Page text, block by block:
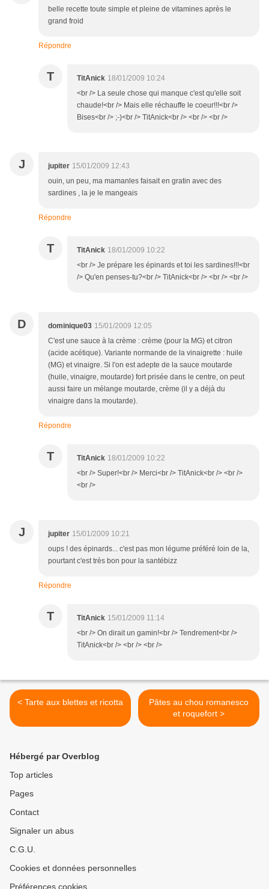
belle recette toute simple et pleine de vitamines après le
grand froid
Répondre
T TitAnick 18/01/2009 10:24
<br /> La seule chose qui manque c'est qu'elle soit
chaude!<br /> Mais elle réchauffe le coeur!!!<br />
Bises<br /> ;-)<br /> TitAnick<br /> <br /> <br />
J jupiter 15/01/2009 12:43
ouin, un peu, ma mamanles faisait en gratin avec des
sardines , la je le mangeais
Répondre
T TitAnick 18/01/2009 10:22
<br /> Je prépare les épinards et toi les sardines!!!<br
/> Qu'en penses-tu?<br /> TitAnick<br /> <br /> <br />
D dominique03 15/01/2009 12:05
C'est une sauce à la crème : crème (pour la MG) et citron
(acide acétique). Variante normande de la vinaigrette : huile
(MG) et vinaigre. Si l'on est adepte de la sauce moutarde
(huile, vinaigre, moutarde) fort prisée dans le centre, on peut
aussi faire un mélange moutarde, crème (il y a déjà du
vinaigre dans la moutarde).
Répondre
T TitAnick 18/01/2009 10:22
<br /> Super!<br /> Merci<br /> TitAnick<br /> <br />
<br />
J jupiter 15/01/2009 10:21
oups ! des épinards... c'est pas mon légume préféré loin de la,
pourtant c'est très bon pour la santébizz
Répondre
T TitAnick 15/01/2009 11:14
<br /> On dirait un gamin!<br /> Tendrement<br />
TitAnick<br /> <br /> <br />
< Tarte aux blettes et ricotta
Pâtes au chou romanesco
et roquefort >
Hébergé par Overblog
Top articles
Pages
Contact
Signaler un abus
C.G.U.
Cookies et données personnelles
Préférences cookies